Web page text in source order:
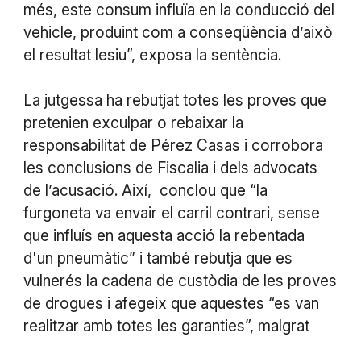
més, este consum influïa en la conducció del
vehicle, produint com a conseqüència d’això
el resultat lesiu”, exposa la sentència.
La jutgessa ha rebutjat totes les proves que
pretenien exculpar o rebaixar la
responsabilitat de Pérez Casas i corrobora
les conclusions de Fiscalia i dels advocats
de l’acusació. Així, conclou que “la
furgoneta va envair el carril contrari, sense
que influís en aquesta acció la rebentada
d'un pneumàtic” i també rebutja que es
vulnerés la cadena de custòdia de les proves
de drogues i afegeix que aquestes “es van
realitzar amb totes les garanties”, malgrat